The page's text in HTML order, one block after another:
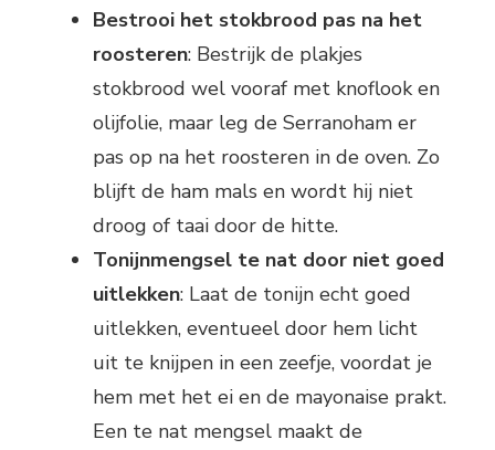
Bestrooi het stokbrood pas na het
roosteren: Bestrijk de plakjes
stokbrood wel vooraf met knoflook en
olijfolie, maar leg de Serranoham er
pas op na het roosteren in de oven. Zo
blijft de ham mals en wordt hij niet
droog of taai door de hitte.
Tonijnmengsel te nat door niet goed
uitlekken: Laat de tonijn echt goed
uitlekken, eventueel door hem licht
uit te knijpen in een zeefje, voordat je
hem met het ei en de mayonaise prakt.
Een te nat mengsel maakt de